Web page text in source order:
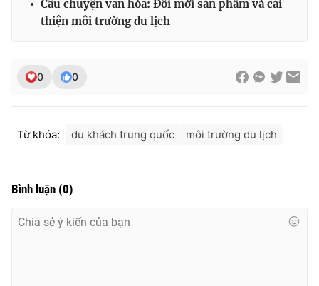
Liên hệ tòa soạn
Theo dõi báo trên
Câu chuyện văn hóa: Đổi mới sản phẩm và cải
thiện môi trường du lịch
0 0
Từ khóa: du khách trung quốc môi trường du lịch
Bình luận (0)